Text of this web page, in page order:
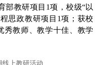
部教研项目 1项，校级“以
思政教研项目 1项；获校
秀教师、教学十佳、教学
线上教研活动